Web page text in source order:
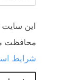
محافظت
شرایط